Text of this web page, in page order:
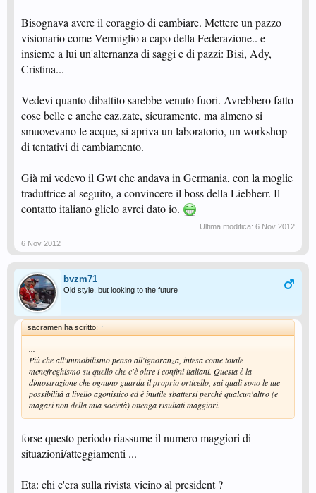
Bisognava avere il coraggio di cambiare. Mettere un pazzo
visionario come Vermiglio a capo della Federazione.. e
insieme a lui un'alternanza di saggi e di pazzi: Bisi, Ady,
Cristina...
Vedevi quanto dibattito sarebbe venuto fuori. Avrebbero fatto
cose belle e anche caz.zate, sicuramente, ma almeno si
smuovevano le acque, si apriva un laboratorio, un workshop
di tentativi di cambiamento.
Già mi vedevo il Gwt che andava in Germania, con la moglie
traduttrice al seguito, a convincere il boss della Liebherr. Il
contatto italiano glielo avrei dato io.
Ultima modifica: 6 Nov 2012
6 Nov 2012
bvzm71
Old style, but looking to the future
sacramen ha scritto: ↑
...
Più che all'immobilismo penso all'ignoranza, intesa come totale
menefreghismo su quello che c'è oltre i confini italiani. Questa è la
dimostrazione che ognuno guarda il proprio orticello, sai quali sono le tue
possibilità a livello agonistico ed è inutile sbattersi perchè qualcun'altro (e
magari non della mia società) ottenga risultati maggiori.
forse questo periodo riassume il numero maggiori di
situazioni/atteggiamenti ...
Eta: chi c'era sulla rivista vicino al president ?